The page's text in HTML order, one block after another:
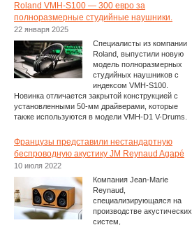
Roland VMH-S100 — 300 евро за
полноразмерные студийные наушники.
22 января 2025
Специалисты из компании
Roland, выпустили новую
модель полноразмерных
студийных наушников с
индексом VMH-S100.
Новинка отличается закрытой конструкцией с
установленными 50-мм драйверами, которые
также используются в модели VMH-D1 V-Drums.
Французы представили нестандартную
беспроводную акустику JM Reynaud Agapé
10 июля 2022
Компания Jean-Marie
Reynaud,
специализирующаяся на
производстве акустических
систем,